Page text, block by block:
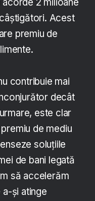
acorde 2 milioane
Acest
premiu de
contribuie mai
decât
este clar
de mediu
soluțiile
de bani legată
să accelerăm
și atinge